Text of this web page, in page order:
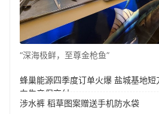
“深海极鲜，至尊金枪鱼”
蜂巢能源四季度订单火爆 盐城基地短
力生产保交付
涉水裤 稻草图案赠送手机防水袋